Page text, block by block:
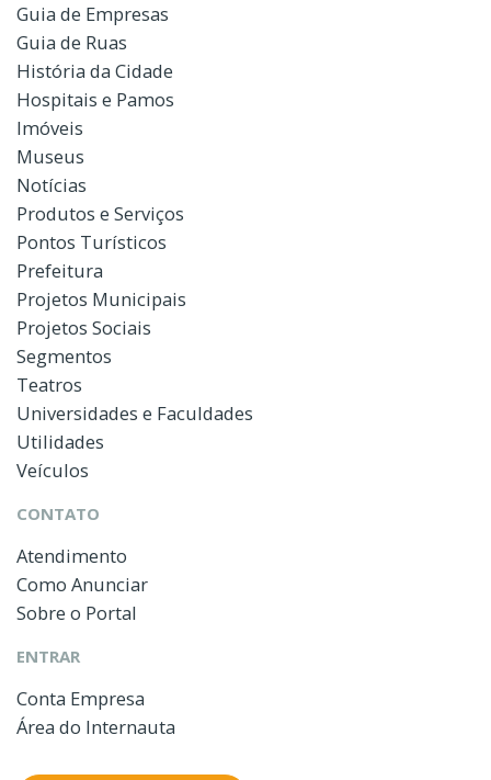
Guia de Empresas
Guia de Ruas
História da Cidade
Hospitais e Pamos
Imóveis
Museus
Notícias
Produtos e Serviços
Pontos Turísticos
Prefeitura
Projetos Municipais
Projetos Sociais
Segmentos
Teatros
Universidades e Faculdades
Utilidades
Veículos
CONTATO
Atendimento
Como Anunciar
Sobre o Portal
ENTRAR
Conta Empresa
Área do Internauta